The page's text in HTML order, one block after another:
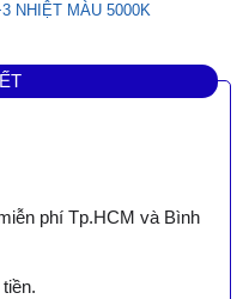
NHIỆT MÀU 5000K
phí Tp.HCM và Bình